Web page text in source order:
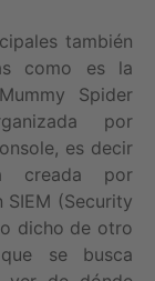
también
como es la
Spider
por
es decir
creada por
(Security
dicho de otro
se busca